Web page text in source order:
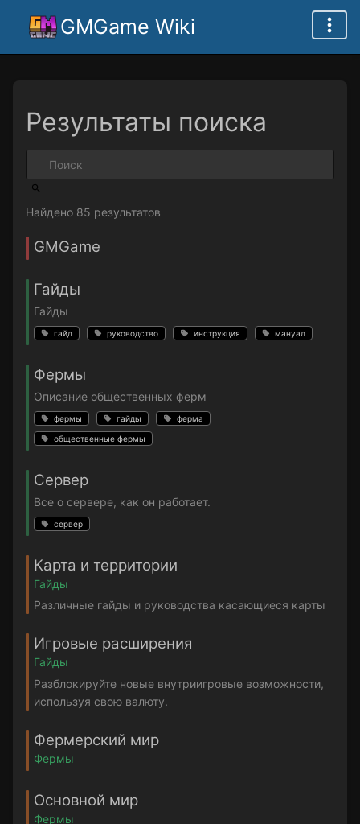
GMGame Wiki
Результаты поиска
Найдено 85 результатов
GMGame
Гайды
Гайды
гайд руководство инструкция мануал
Фермы
Описание общественных ферм
фермы гайды ферма
общественные фермы
Сервер
Все о сервере, как он работает.
сервер
Карта и территории
Гайды
Различные гайды и руководства касающиеся карты
Игровые расширения
Гайды
Разблокируйте новые внутриигровые возможности,
используя свою валюту.
Фермерский мир
Фермы
Основной мир
Фермы